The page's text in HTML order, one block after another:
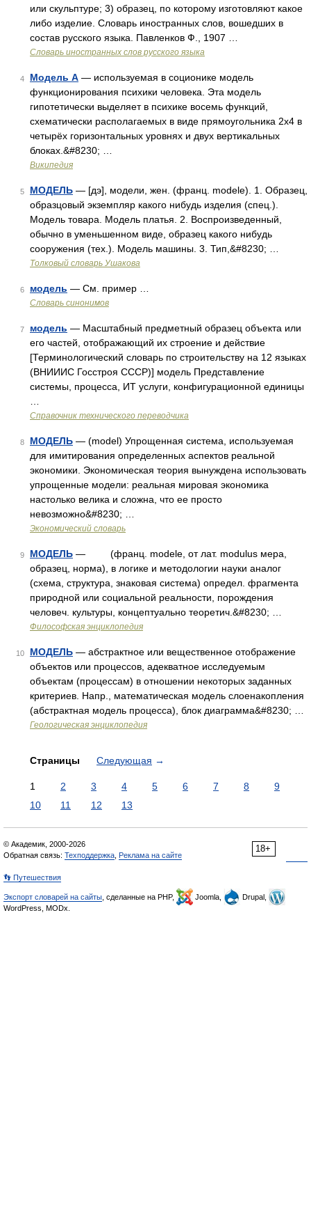
или скульптуре; 3) образец, по которому изготовляют какое
либо изделие. Словарь иностранных слов, вошедших в
состав русского языка. Павленков Ф., 1907 …
Словарь иностранных слов русского языка
4 Модель А — используемая в соционике модель
функционирования психики человека. Эта модель
гипотетически выделяет в психике восемь функций,
схематически располагаемых в виде прямоугольника 2х4 в
четырёх горизонтальных уровнях и двух вертикальных
блоках.&#8230; …
Википедия
5 МОДЕЛЬ — [дэ], модели, жен. (франц. modele). 1. Образец,
образцовый экземпляр какого нибудь изделия (спец.).
Модель товара. Модель платья. 2. Воспроизведенный,
обычно в уменьшенном виде, образец какого нибудь
сооружения (тех.). Модель машины. 3. Тип,&#8230; …
Толковый словарь Ушакова
6 модель — См. пример …
Словарь синонимов
7 модель — Масштабный предметный образец объекта или
его частей, отображающий их строение и действие
[Терминологический словарь по строительству на 12 языках
(ВНИИИС Госстроя СССР)] модель Представление
системы, процесса, ИТ услуги, конфигурационной единицы
Справочник технического переводчика
8 МОДЕЛЬ — (model) Упрощенная система, используемая
для имитирования определенных аспектов реальной
экономики. Экономическая теория вынуждена использовать
упрощенные модели: реальная мировая экономика
настолько велика и сложна, что ее просто
невозможно&#8230; …
Экономический словарь
9 МОДЕЛЬ — (франц. modele, от лат. modulus мера,
образец, норма), в логике и методологии науки аналог
(схема, структура, знаковая система) определ. фрагмента
природной или социальной реальности, порождения
человеч. культуры, концептуально теоретич.&#8230; …
Философская энциклопедия
10 МОДЕЛЬ — абстрактное или вещественное отображение
объектов или процессов, адекватное исследуемым
объектам (процессам) в отношении некоторых заданных
критериев. Напр., математическая модель слоенакопления
(абстрактная модель процесса), блок диаграмма&#8230; …
Геологическая энциклопедия
Страницы Следующая →
1 2 3 4 5 6 7 8
9
10
11 12 13
18+
© Академик, 2000-2026
Обратная связь: Техподдержка Реклама на сайте
👣 Путешествия
Экспорт словарей на сайты , сделанные на PHP, Joomla,
Drupal,
WordPress, MODx.